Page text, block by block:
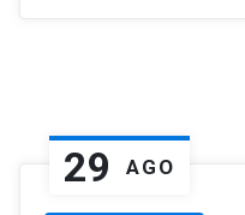
29 AGO